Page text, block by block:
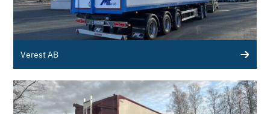
Verest AB